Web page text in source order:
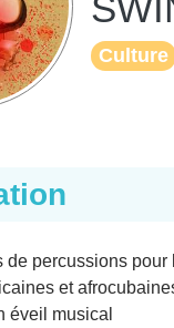
Culture
de percussions
et
éveil musical